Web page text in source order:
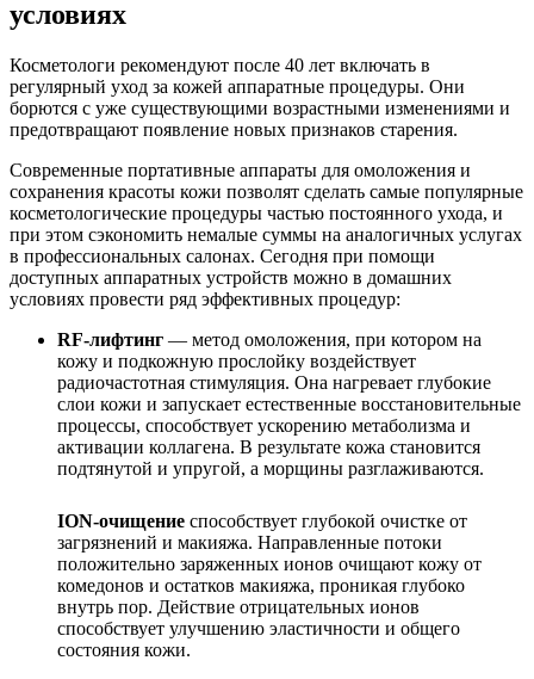
условиях
Косметологи рекомендуют после 40 лет включать в
регулярный уход за кожей аппаратные процедуры. Они
борются с уже существующими возрастными изменениями и
предотвращают появление новых признаков старения.
Современные портативные аппараты для омоложения и
сохранения красоты кожи позволят сделать самые популярные
косметологические процедуры частью постоянного ухода, и
при этом сэкономить немалые суммы на аналогичных услугах
в профессиональных салонах. Сегодня при помощи
доступных аппаратных устройств можно в домашних
условиях провести ряд эффективных процедур:
RF-лифтинг — метод омоложения, при котором на
кожу и подкожную прослойку воздействует
радиочастотная стимуляция. Она нагревает глубокие
слои кожи и запускает естественные восстановительные
процессы, способствует ускорению метаболизма и
активации коллагена. В результате кожа становится
подтянутой и упругой, а морщины разглаживаются.
ION-очищение способствует глубокой очистке от
загрязнений и макияжа. Направленные потоки
положительно заряженных ионов очищают кожу от
комедонов и остатков макияжа, проникая глубоко
внутрь пор. Действие отрицательных ионов
способствует улучшению эластичности и общего
состояния кожи.